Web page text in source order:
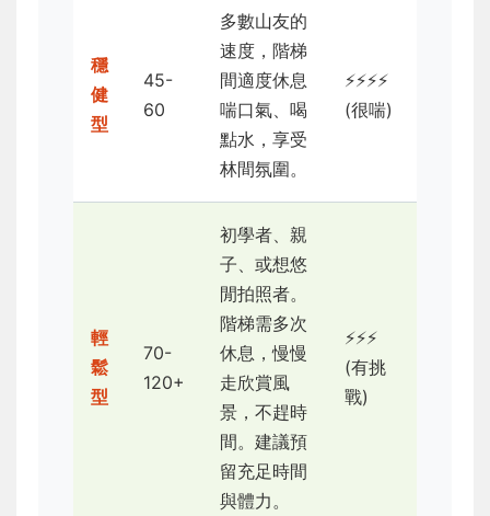
穩
健
型
45-
60
多數山友的
速度，階梯
間適度休息
喘口氣、喝
點水，享受
林間氛圍。
⚡⚡⚡⚡
(很喘)
輕
鬆
型
70-
120+
初學者、親
子、或想悠
閒拍照者。
階梯需多次
休息，慢慢
走欣賞風
景，不趕時
間。建議預
留充足時間
與體力。
⚡⚡⚡
(有挑
戰)